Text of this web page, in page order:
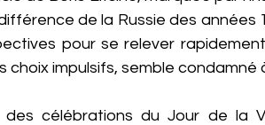
de la Russie des années
pour se relever
impulsifs, semble condamné
des célébrations du Jour de la